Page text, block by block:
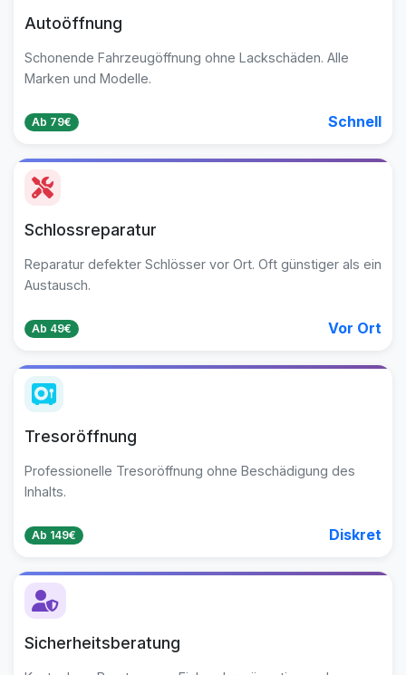
Autoöffnung
Schonende Fahrzeugöffnung ohne Lackschäden. Alle
Marken und Modelle.
Ab 79€ Schnell
Schlossreparatur
Reparatur defekter Schlösser vor Ort. Oft günstiger als ein
Austausch.
Ab 49€ Vor Ort
Tresoröffnung
Professionelle Tresoröffnung ohne Beschädigung des
Inhalts.
Ab 149€ Diskret
Sicherheitsberatung